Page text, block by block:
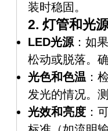
装时稳固。
2. 灯管和光
LED光源 ：如
松动或脱落。
光色和色温 ：
发光的情况。
光效和亮度 ：